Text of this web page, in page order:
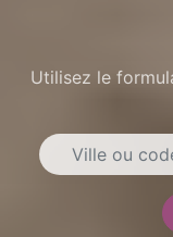
Utilisez le